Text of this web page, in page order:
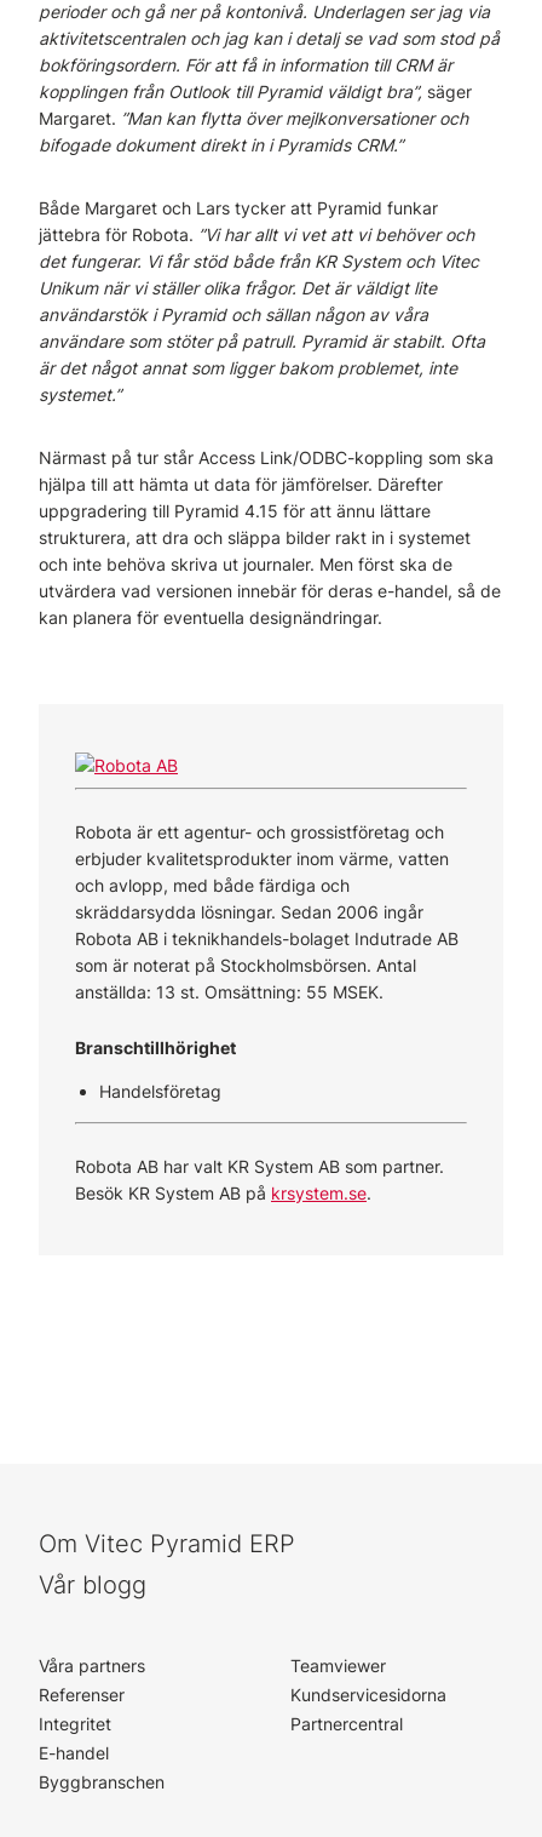
perioder och gå ner på kontonivå. Underlagen ser jag via
aktivitetscentralen och jag kan i detalj se vad som stod på
bokföringsordern. För att få in information till CRM är
kopplingen från Outlook till Pyramid väldigt bra”, säger
Margaret. ”Man kan flytta över mejlkonversationer och
bifogade dokument direkt in i Pyramids CRM.”
Både Margaret och Lars tycker att Pyramid funkar
jättebra för Robota. ”Vi har allt vi vet att vi behöver och
det fungerar. Vi får stöd både från KR System och Vitec
Unikum när vi ställer olika frågor. Det är väldigt lite
användarstök i Pyramid och sällan någon av våra
användare som stöter på patrull. Pyramid är stabilt. Ofta
är det något annat som ligger bakom problemet, inte
systemet.”
Närmast på tur står Access Link/ODBC-koppling som ska
hjälpa till att hämta ut data för jämförelser. Därefter
uppgradering till Pyramid 4.15 för att ännu lättare
strukturera, att dra och släppa bilder rakt in i systemet
och inte behöva skriva ut journaler. Men först ska de
utvärdera vad versionen innebär för deras e-handel, så de
kan planera för eventuella designändringar.
Robota är ett agentur- och grossistföretag och
erbjuder kvalitetsprodukter inom värme, vatten
och avlopp, med både färdiga och
skräddarsydda lösningar. Sedan 2006 ingår
Robota AB i teknikhandels-bolaget Indutrade AB
som är noterat på Stockholmsbörsen. Antal
anställda: 13 st. Omsättning: 55 MSEK.
Branschtillhörighet
Handelsföretag
Robota AB har valt KR System AB som partner.
Besök KR System AB på krsystem.se.
Om Vitec Pyramid ERP
Vår blogg
Våra partners
Referenser
Integritet
E-handel
Byggbranschen
Teamviewer
Kundservicesidorna
Partnercentral